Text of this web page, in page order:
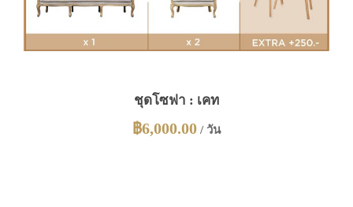
ชุดโซฟา : เคท
฿6,000.00 / วัน